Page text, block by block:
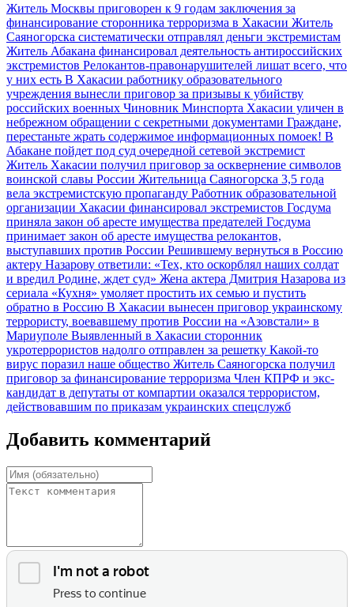
Житель Москвы приговорен к 9 годам заключения за
финансирование сторонника терроризма в Хакасии Житель
Саяногорска систематически отправлял деньги экстремистам
Житель Абакана финансировал деятельность антироссийских
экстремистов Релокантов-правонарушителей лишат всего, что
у них есть В Хакасии работнику образовательного
учреждения вынесли приговор за призывы к убийству
российских военных Чиновник Минспорта Хакасии уличен в
небрежном обращении с секретными документами Граждане,
перестаньте жрать содержимое информационных помоек! В
Абакане пойдет под суд очередной сетевой экстремист
Житель Хакасии получил приговор за осквернение символов
воинской славы России Жительница Саяногорска 3,5 года
вела экстремистскую пропаганду Работник образовательной
организации Хакасии финансировал экстремистов Госдума
приняла закон об аресте имущества предателей Госдума
принимает закон об аресте имущества релокантов,
выступавших против России Решившему вернуться в Россию
актеру Назарову ответили: «Тех, кто оскорблял наших солдат
и вредил Родине, ждет суд» Жена актера Дмитрия Назарова из
сериала «Кухня» умоляет простить их семью и пустить
обратно в Россию В Хакасии вынесен приговор украинскому
террористу, воевавшему против России на «Азовстали» в
Мариуполе Выявленный в Хакасии сторонник
укротеррористов надолго отправлен за решетку Какой-то
вирус поразил наше общество Житель Саяногорска получил
приговор за финансирование терроризма Член КПРФ и экс-
кандидат в депутаты от компартии оказался террористом,
действовавшим по приказам украинских спецслужб
Добавить комментарий